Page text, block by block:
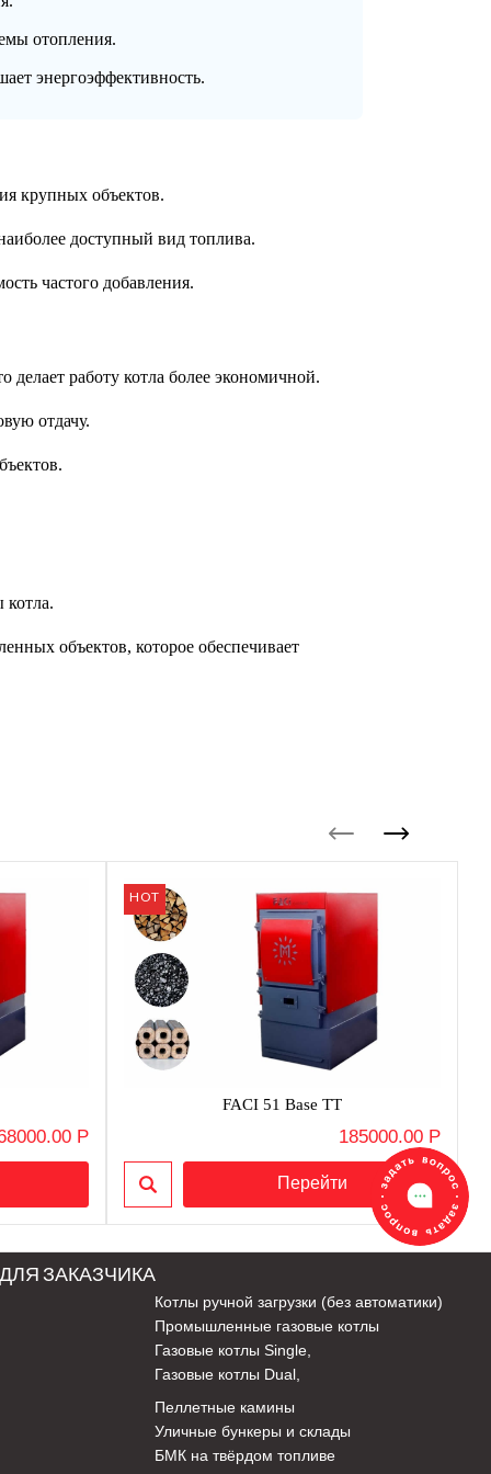
отопления.
энергоэффективность.
крупных объектов.
доступный вид топлива.
частого добавления.
работу котла более экономичной.
отдачу.
котла.
объектов, которое обеспечивает
Р
FACI 51 Base TT
185000.00 Р
ЗАКАЗЧИКА
Котлы ручной загрузки (без автоматики)
Промышленные газовые котлы
Газовые котлы Single
Газовые котлы Dual
Пеллетные камины
Уличные бункеры и склады
БМК на твёрдом топливе